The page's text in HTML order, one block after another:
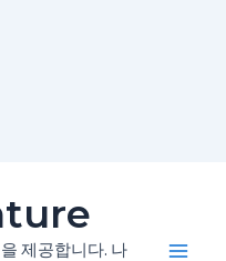
제공합니다. 나